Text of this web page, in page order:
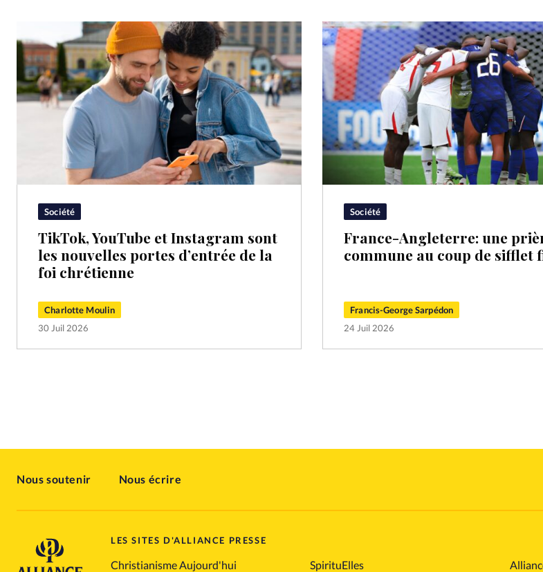
Société
TikTok, YouTube et Instagram sont
les nouvelles portes d’entrée de la
foi chrétienne
Charlotte Moulin
30 Juil 2026
Société
France-Angleterre: une
commune au coup de sifflet
Francis-George Sarpédon
24 Juil 2026
Nous soutenir Nous écrire
LES SITES D'ALLIANCE PRESSE
Christianisme Aujourd'hui SpirituElles